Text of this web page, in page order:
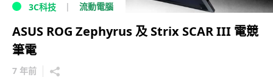
3C科技 流動電腦
ASUS ROG Zephyrus 及 Strix SCAR III 電競
筆電
7 年前